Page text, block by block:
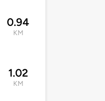
0.94
KM
1.02
KM